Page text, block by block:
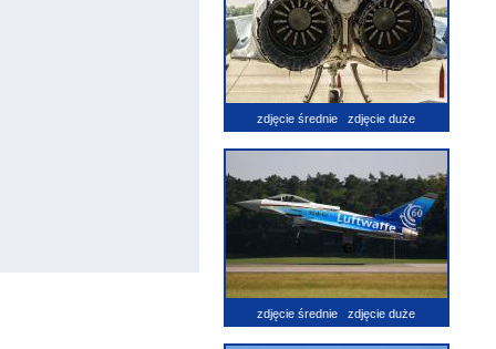
zdjęcie średnie zdjęcie duże
zdjęcie średnie zdjęcie duże